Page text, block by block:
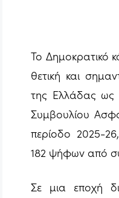
Το Δημοκρατικό
θετική και
της Ελλάδας
Συμβουλίου
περίοδο 2025-
182 ψήφων από
Σε μια εποχή